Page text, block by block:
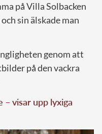
på Villa Solbacken
sin älskade man
genom att
på den vackra
– visar upp lyxiga